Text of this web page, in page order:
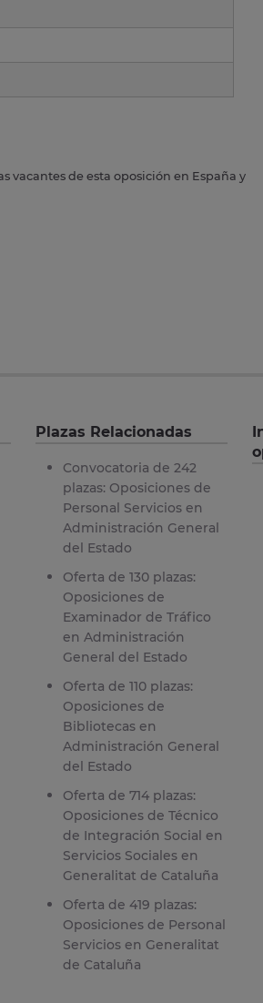
vacantes de esta oposición en España y
Plazas Relacionadas
Convocatoria de 242
plazas: Oposiciones de
Personal Servicios en
Administración General
del Estado
Oferta de 130 plazas:
Oposiciones de
Examinador de Tráfico
en Administración
General del Estado
Oferta de 110 plazas:
Oposiciones de
Bibliotecas en
Administración General
del Estado
Oferta de 714 plazas:
Oposiciones de Técnico
de Integración Social en
Servicios Sociales en
Generalitat de Cataluña
Oferta de 419 plazas:
Oposiciones de Personal
Servicios en Generalitat
de Cataluña